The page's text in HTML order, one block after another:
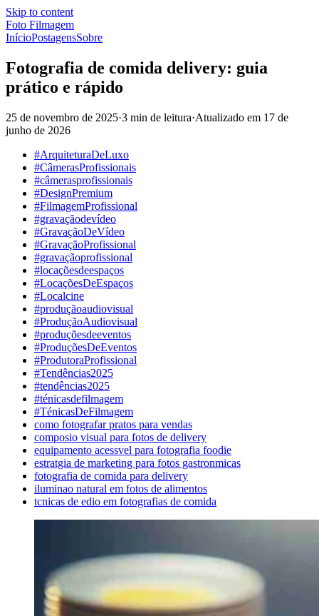
Skip to content
Foto Filmagem
InícioPostagensSobre
Fotografia de comida delivery: guia
prático e rápido
25 de novembro de 2025·3 min de leitura·Atualizado em 17 de
junho de 2026
#ArquiteturaDeLuxo
#CâmerasProfissionais
#câmerasprofissionais
#DesignPremium
#FilmagemProfissional
#gravaçãodevídeo
#GravaçãoDeVídeo
#GravaçãoProfissional
#gravaçãoprofissional
#locaçõesdeespaços
#LocaçõesDeEspaços
#Localcine
#produçãoaudiovisual
#ProduçãoAudiovisual
#produçõesdeeventos
#ProduçõesDeEventos
#ProdutoraProfissional
#Tendências2025
#tendências2025
#ténicasdefilmagem
#TénicasDeFilmagem
como fotografar pratos para vendas
composio visual para fotos de delivery
equipamento acessvel para fotografia foodie
estratgia de marketing para fotos gastronmicas
fotografia de comida para delivery
iluminao natural em fotos de alimentos
tcnicas de edio em fotografias de comida